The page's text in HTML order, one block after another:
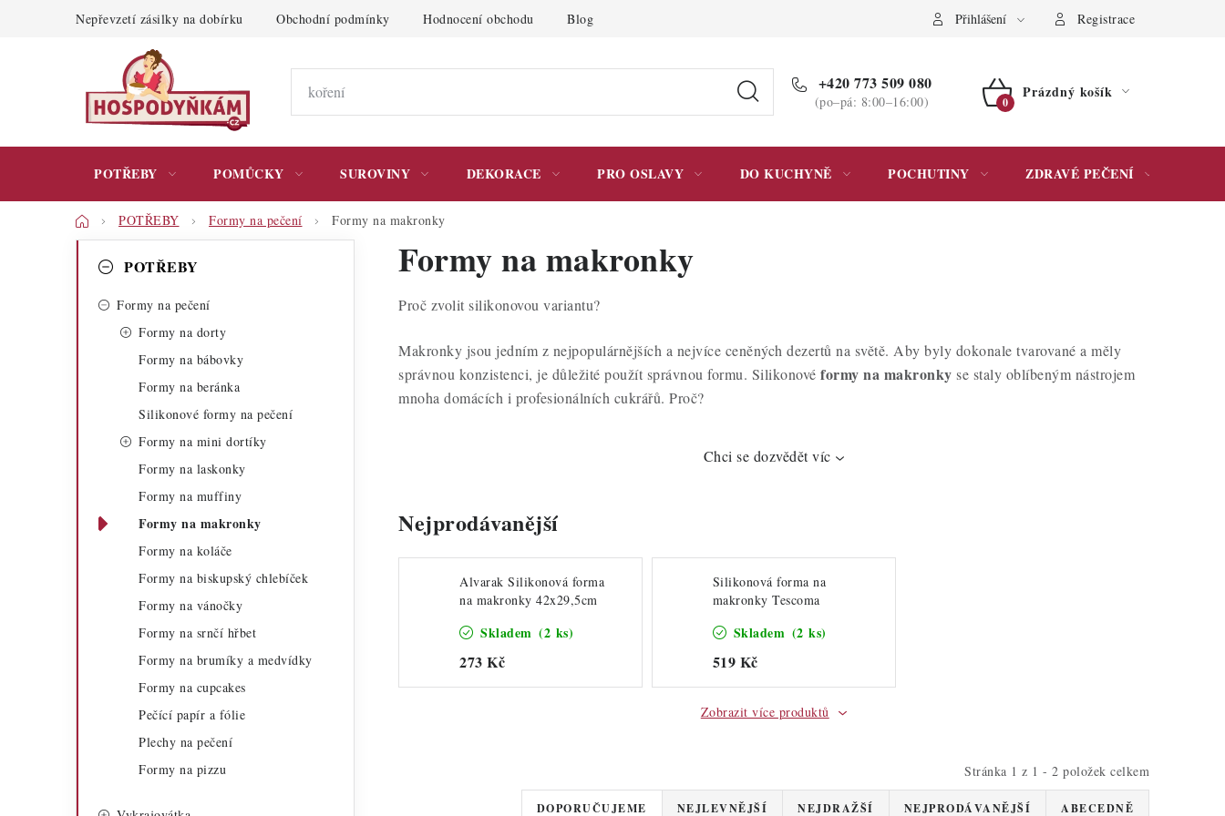
Nepřevzetí zásilky na dobírku Obchodní podmínky Hodnocení obchodu Blog Podmínky ochrany osobních údajů Přihlášení Registrace
+420 773 509 080
(po–pá: 8:00–16:00)
NÁKUPNÍ
Prázdný košík
POTŘEBY POMŮCKY SUROVINY DEKORACE PRO OSLAVY DO KUCHYNĚ POCHUTINY ZDRAVÉ PEČENÍ
DomůPOTŘEBY Formy na pečení Formy na makronky
kategoriePOTŘEBY
Formy na pečení
Formy na dorty
Formy na bábovky
Formy na beránka
Silikonové formy na pečení
Formy na mini dortíky
Formy na laskonky
Formy na muffiny
Formy na makronky
Formy na koláče
Formy na biskupský chlebíček
Formy na vánočky
Formy na srnčí hřbet
Formy na brumíky a medvídky
Formy na cupcakes
Pečící papír a fólie
Plechy na pečení
Formy na pizzu
Formy na makronky
Proč zvolit silikonovou variantu?
Makronky jsou jedním z nejpopulárnějších a nejvíce ceněných dezertů na světě. Aby byly dokonale tvarované a měly
správnou konzistenci, je důležité použít správnou formu. Silikonové formy na makronky se staly oblíbeným nástrojem
mnoha domácích i profesionálních cukrářů. Proč?
Chci se dozvědět víc
Nejprodávanější
Alvarak Silikonová forma
na makronky 42x29,5cm
Skladem (2 ks)
273 Kč
Silikonová forma na
makronky Tescoma
Skladem (2 ks)
519 Kč
Zobrazit více produktů
Stránka 1 z 1 - 2 položek celkem
Ř
DOPORUČUJEME NEJLEVNĚJŠÍ NEJDRAŽŠÍ NEJPRODÁVANĚJŠÍ ABECEDNĚ